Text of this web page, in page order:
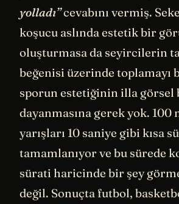
yolladı”cevabını vermiş.
koşucu aslında estetik bir
oluşturmasa da seyircilerin
beğenisi üzerinde toplamayı
sporun estetiğinin illa görsel
dayanmasına gerek yok. 100
yarışları 10 saniye gibi kısa
tamamlanıyor ve bu sürede
sürati haricinde bir şey
değil. Sonuçta futbol,